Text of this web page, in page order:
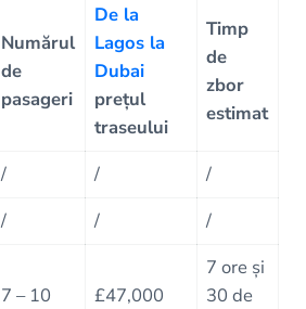
Numărul
de
pasageri
De la
Lagos la
Dubai
prețul
traseului
Timp
de
zbor
estimat
/ /
/
/ / /
7 – 10 £47,000
7 ore și
30 de